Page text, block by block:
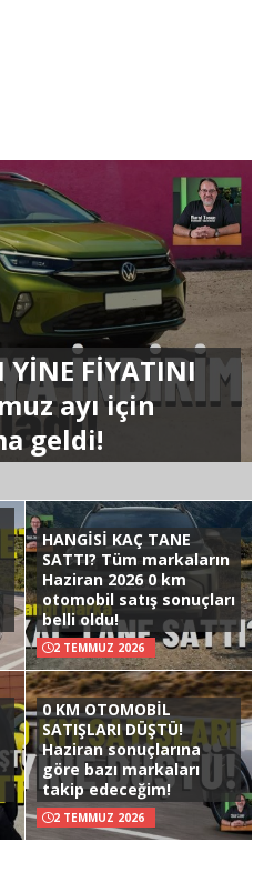
YİNE FİYATINI
ayı için
geldi!
HANGİSİ KAÇ TANE
SATTI? Tüm markaların
Haziran 2026 0 km
otomobil satış sonuçları
belli oldu!
2 TEMMUZ 2026
0 KM OTOMOBİL
SATIŞLARI DÜŞTÜ!
Haziran sonuçlarına
göre bazı markaları
takip edeceğim!
2 TEMMUZ 2026